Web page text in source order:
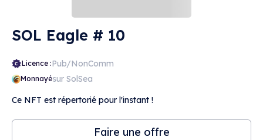
SOL Eagle # 10
Licence :Pub/NonComm
Monnayésur SolSea
Ce NFT est répertorié pour l'instant !
Faire une offre